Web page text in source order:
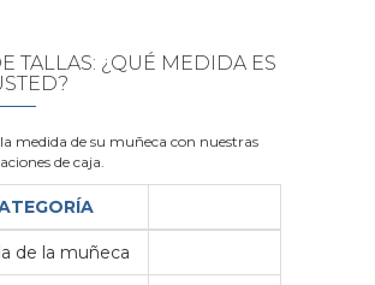
TALLAS: ¿QUÉ MEDIDA ES
medida de su muñeca con nuestras
de caja.
de la muñeca